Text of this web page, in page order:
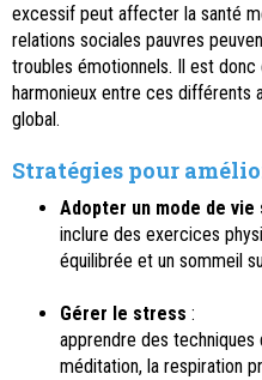
excessif peut affecter la santé
relations sociales pauvres
troubles émotionnels. Il est
harmonieux entre ces différents
global.
Stratégies pour
Adopter un mode de vie
inclure des exercices
équilibrée et un sommeil
Gérer le stress :
apprendre des
méditation, la respiration